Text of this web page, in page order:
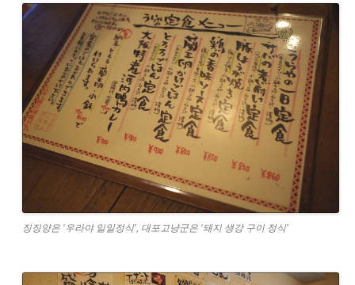
징징양은 ‘우라야 일일정식’, 대포고냥군은 ‘돼지 생강 구이 정식’